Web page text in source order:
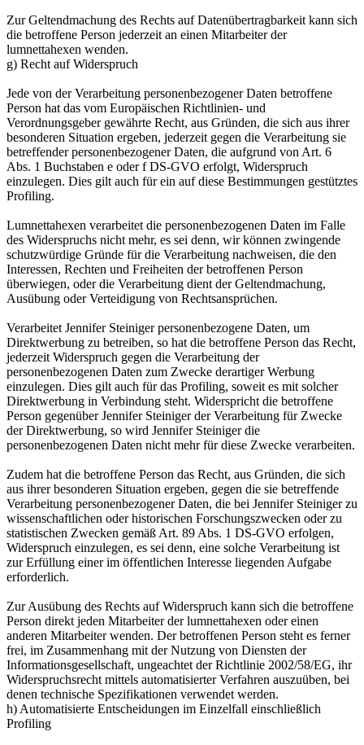
Zur Geltendmachung des Rechts auf Datenübertragbarkeit kann sich
die betroffene Person jederzeit an einen Mitarbeiter der
lumnettahexen wenden.
g) Recht auf Widerspruch
Jede von der Verarbeitung personenbezogener Daten betroffene
Person hat das vom Europäischen Richtlinien- und
Verordnungsgeber gewährte Recht, aus Gründen, die sich aus ihrer
besonderen Situation ergeben, jederzeit gegen die Verarbeitung sie
betreffender personenbezogener Daten, die aufgrund von Art. 6
Abs. 1 Buchstaben e oder f DS-GVO erfolgt, Widerspruch
einzulegen. Dies gilt auch für ein auf diese Bestimmungen gestütztes
Profiling.
Lumnettahexen verarbeitet die personenbezogenen Daten im Falle
des Widerspruchs nicht mehr, es sei denn, wir können zwingende
schutzwürdige Gründe für die Verarbeitung nachweisen, die den
Interessen, Rechten und Freiheiten der betroffenen Person
überwiegen, oder die Verarbeitung dient der Geltendmachung,
Ausübung oder Verteidigung von Rechtsansprüchen.
Verarbeitet Jennifer Steiniger personenbezogene Daten, um
Direktwerbung zu betreiben, so hat die betroffene Person das Recht,
jederzeit Widerspruch gegen die Verarbeitung der
personenbezogenen Daten zum Zwecke derartiger Werbung
einzulegen. Dies gilt auch für das Profiling, soweit es mit solcher
Direktwerbung in Verbindung steht. Widerspricht die betroffene
Person gegenüber Jennifer Steiniger der Verarbeitung für Zwecke
der Direktwerbung, so wird Jennifer Steiniger die
personenbezogenen Daten nicht mehr für diese Zwecke verarbeiten.
Zudem hat die betroffene Person das Recht, aus Gründen, die sich
aus ihrer besonderen Situation ergeben, gegen die sie betreffende
Verarbeitung personenbezogener Daten, die bei Jennifer Steiniger zu
wissenschaftlichen oder historischen Forschungszwecken oder zu
statistischen Zwecken gemäß Art. 89 Abs. 1 DS-GVO erfolgen,
Widerspruch einzulegen, es sei denn, eine solche Verarbeitung ist
zur Erfüllung einer im öffentlichen Interesse liegenden Aufgabe
erforderlich.
Zur Ausübung des Rechts auf Widerspruch kann sich die betroffene
Person direkt jeden Mitarbeiter der lumnettahexen oder einen
anderen Mitarbeiter wenden. Der betroffenen Person steht es ferner
frei, im Zusammenhang mit der Nutzung von Diensten der
Informationsgesellschaft, ungeachtet der Richtlinie 2002/58/EG, ihr
Widerspruchsrecht mittels automatisierter Verfahren auszuüben, bei
denen technische Spezifikationen verwendet werden.
h) Automatisierte Entscheidungen im Einzelfall einschließlich
Profiling